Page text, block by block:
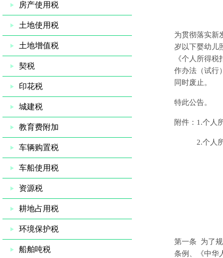
房产使用税
土地使用税
土地增值税
契税
印花税
城建税
教育费附加
车辆购置税
车船使用税
资源税
耕地占用税
环境保护税
船舶吨税
为贯彻落实新
岁以下婴幼儿
《个人所得
作办法（试行
同时废止。
特此公告。
附件： 1.个人
2.个人
第一条
为了
条例、《中华